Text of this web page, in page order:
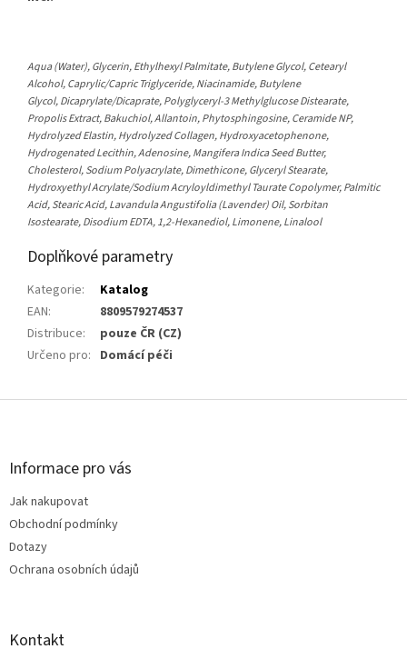
Aqua (Water), Glycerin, Ethylhexyl Palmitate, Butylene Glycol, Cetearyl
Alcohol, Caprylic/Capric Triglyceride, Niacinamide, Butylene
Glycol, Dicaprylate/Dicaprate, Polyglyceryl-3 Methylglucose Distearate,
Propolis Extract, Bakuchiol, Allantoin, Phytosphingosine, Ceramide NP,
Hydrolyzed Elastin, Hydrolyzed Collagen, Hydroxyacetophenone,
Hydrogenated Lecithin, Adenosine, Mangifera Indica Seed Butter,
Cholesterol, Sodium Polyacrylate, Dimethicone, Glyceryl Stearate,
Hydroxyethyl Acrylate/Sodium Acryloyldimethyl Taurate Copolymer, Palmitic
Acid, Stearic Acid, Lavandula Angustifolia (Lavender) Oil, Sorbitan
Isostearate, Disodium EDTA, 1,2-Hexanediol, Limonene, Linalool
Doplňkové parametry
Kategorie:
Katalog
EAN:
8809579274537
Distribuce:
pouze ČR (CZ)
Určeno pro: Domácí péči
Z
Informace pro vás
Jak nakupovat
Obchodní podmínky
Dotazy
Ochrana osobních údajů
Kontakt